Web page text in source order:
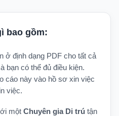
bao gồm:
ở định dạng PDF cho tất cả
bạn có thể đủ điều kiện.
cáo này vào hồ sơ xin việc
việc.
một Chuyên gia Di trú tận